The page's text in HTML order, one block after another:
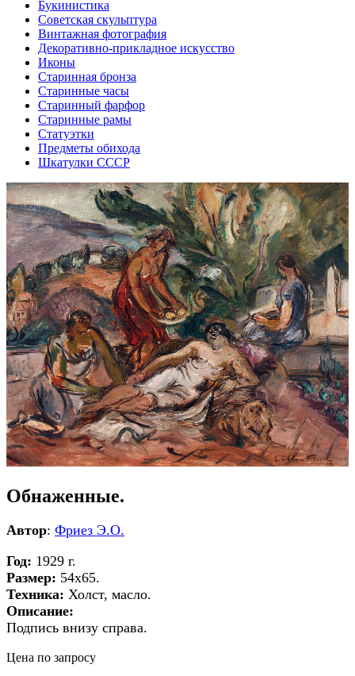
Букинистика
Советская скульптура
Винтажная фотография
Декоративно-прикладное искусство
Иконы
Старинная бронза
Старинные часы
Старинный фарфор
Старинные рамы
Статуэтки
Предметы обихода
Шкатулки СССР
Обнаженные.
Автор: Фриез Э.О.
Год: 1929 г.
Размер: 54х65.
Техника: Холст, масло.
Описание:
Подпись внизу справа.
Цена по запросу